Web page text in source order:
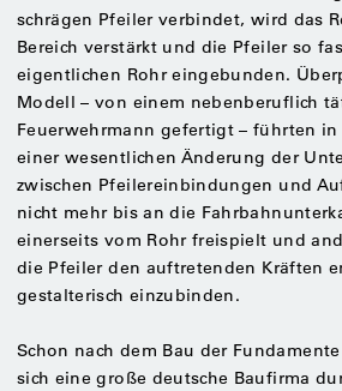
schrägen Pfeiler verbindet, wird das
Bereich verstärkt und die Pfeiler so
eigentlichen Rohr eingebunden.
Modell – von einem nebenberuflich
Feuerwehrmann gefertigt – führten
einer wesentlichen Änderung der
zwischen Pfeilereinbindungen und
nicht mehr bis an die
einerseits vom Rohr freispielt und
die Pfeiler den auftretenden Kräften
gestalterisch einzubinden.
Schon nach dem Bau der
sich eine große deutsche Baufirma